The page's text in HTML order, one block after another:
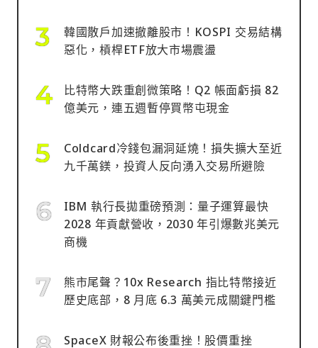
韓國散戶加速撤離股市！KOSPI 交易結構
惡化，槓桿ETF放大市場震盪
比特幣大跌重創微策略！Q2 帳面虧損 82
億美元，連五週暫停買幣屯現金
Coldcard冷錢包漏洞延燒！損失擴大至近
九千萬鎂，投資人反向湧入交易所避險
IBM 執行長拋重磅預測：量子運算最快
2028 年貢獻營收，2030 年引爆數兆美元
商機
熊市尾聲？10x Research 指比特幣接近
歷史底部，8 月底 6.3 萬美元成關鍵門檻
SpaceX 財報公布後重挫！股價重挫